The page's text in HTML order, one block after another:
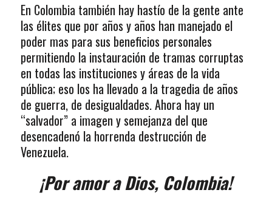
En Colombia también hay hastío de la gente ante
las élites que por años y años han manejado el
poder mas para sus beneficios personales
permitiendo la instauración de tramas corruptas
en todas las instituciones y áreas de la vida
pública; eso los ha llevado a la tragedia de años
de guerra, de desigualdades. Ahora hay un
“salvador” a imagen y semejanza del que
desencadenó la horrenda destrucción de
Venezuela.
¡Por amor a Dios, Colombia!